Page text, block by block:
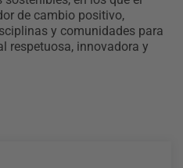
de cambio positivo,
y comunidades para
respetuosa, innovadora y